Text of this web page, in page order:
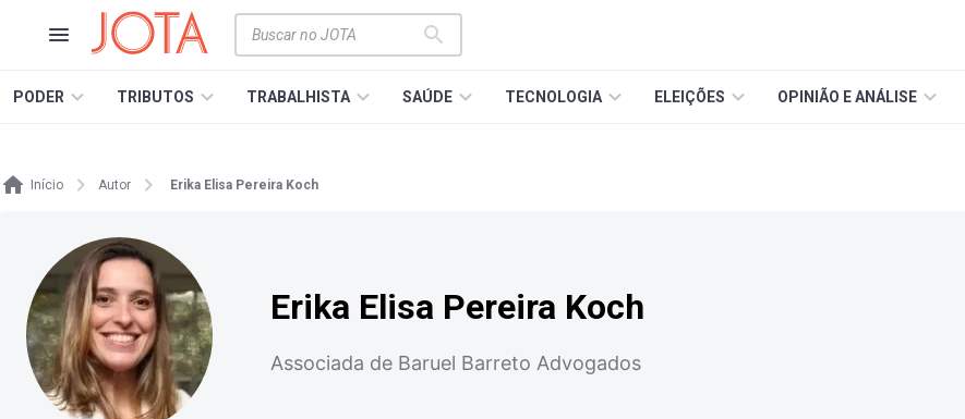
PODER TRIBUTOS TRABALHISTA SAÚDE TECNOLOGIA ELEIÇÕES OPINIÃO E ANÁLISE
Início Autor Erika Elisa Pereira Koch
Erika Elisa Pereira Koch
Associada de Baruel Barreto Advogados